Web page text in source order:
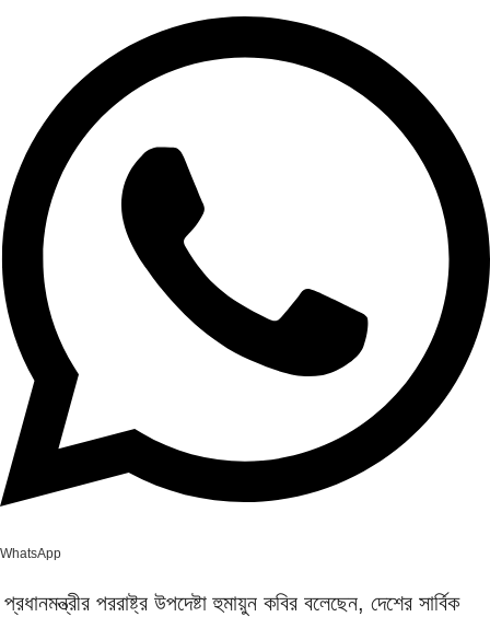
WhatsApp
প্রধানমন্ত্রীর পররাষ্ট্র উপদেষ্টা হুমায়ুন কবির বলেছেন, দেশের সার্বিক